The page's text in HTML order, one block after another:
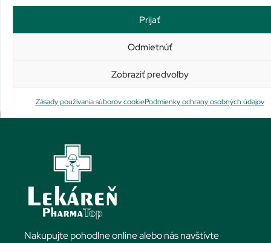
Prijať
Odmietnúť
Zobraziť predvoľby
Zásady používania súborov cookiePodmienky ochrany osobných údajov
Na sklade
Pridať do košíka
Na sklade
22,78
Pridať do košíka
Nakupujte pohodlne online alebo nás navštívte